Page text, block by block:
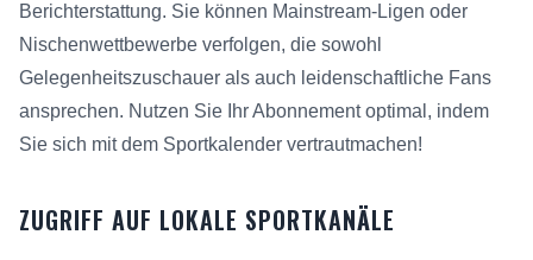
Berichterstattung. Sie können Mainstream-Ligen oder
Nischenwettbewerbe verfolgen, die sowohl
Gelegenheitszuschauer als auch leidenschaftliche Fans
ansprechen. Nutzen Sie Ihr Abonnement optimal, indem
Sie sich mit dem Sportkalender vertrautmachen!
ZUGRIFF AUF LOKALE SPORTKANÄLE